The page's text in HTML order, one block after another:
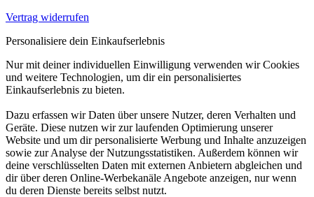
Vertrag widerrufen
Personalisiere dein Einkaufserlebnis
Nur mit deiner individuellen Einwilligung verwenden wir Cookies
und weitere Technologien, um dir ein personalisiertes
Einkaufserlebnis zu bieten.
Dazu erfassen wir Daten über unsere Nutzer, deren Verhalten und
Geräte. Diese nutzen wir zur laufenden Optimierung unserer
Website und um dir personalisierte Werbung und Inhalte anzuzeigen
sowie zur Analyse der Nutzungsstatistiken. Außerdem können wir
deine verschlüsselten Daten mit externen Anbietern abgleichen und
dir über deren Online-Werbekanäle Angebote anzeigen, nur wenn
du deren Dienste bereits selbst nutzt.